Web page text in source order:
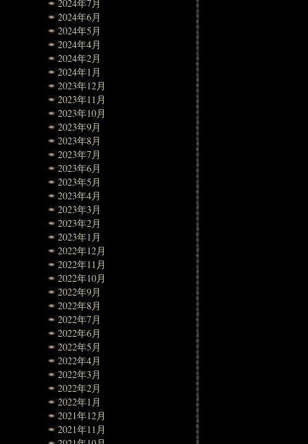
2024年7月
2024年6月
2024年5月
2024年4月
2024年2月
2024年1月
2023年12月
2023年11月
2023年10月
2023年9月
2023年8月
2023年7月
2023年6月
2023年5月
2023年4月
2023年3月
2023年2月
2023年1月
2022年12月
2022年11月
2022年10月
2022年9月
2022年8月
2022年7月
2022年6月
2022年5月
2022年4月
2022年3月
2022年2月
2022年1月
2021年12月
2021年11月